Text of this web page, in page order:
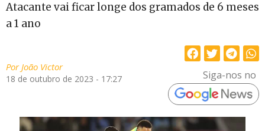
Atacante vai ficar longe dos gramados de 6 meses
a 1 ano
PorJoão Victor
18 de outubro de 2023 - 17:27 Siga-nos no